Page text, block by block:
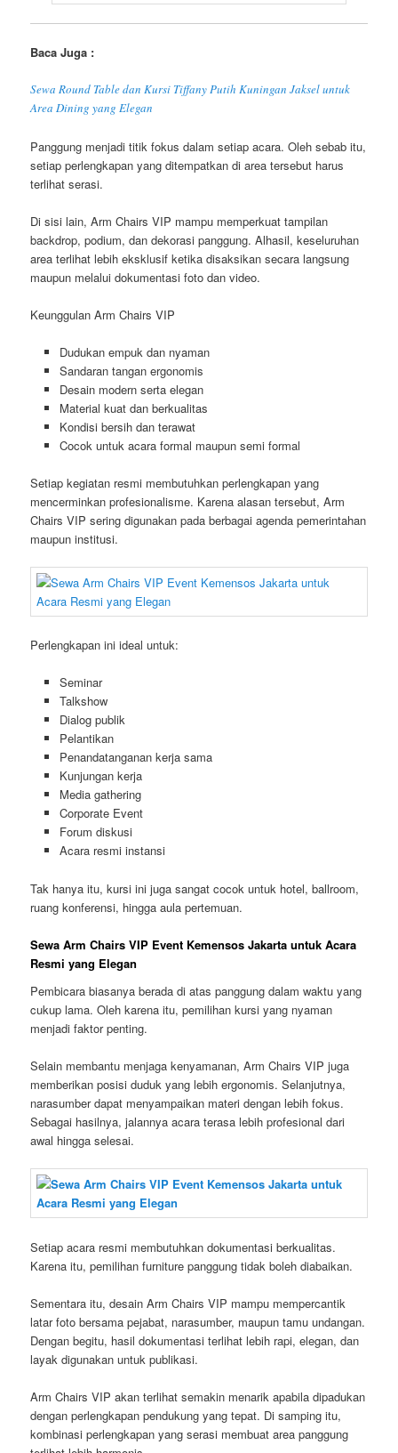
Baca Juga :
Sewa Round Table dan Kursi Tiffany Putih Kuningan Jaksel untuk
Area Dining yang Elegan
Panggung menjadi titik fokus dalam setiap acara. Oleh sebab itu,
setiap perlengkapan yang ditempatkan di area tersebut harus
terlihat serasi.
Di sisi lain, Arm Chairs VIP mampu memperkuat tampilan
backdrop, podium, dan dekorasi panggung. Alhasil, keseluruhan
area terlihat lebih eksklusif ketika disaksikan secara langsung
maupun melalui dokumentasi foto dan video.
Keunggulan Arm Chairs VIP
Dudukan empuk dan nyaman
Sandaran tangan ergonomis
Desain modern serta elegan
Material kuat dan berkualitas
Kondisi bersih dan terawat
Cocok untuk acara formal maupun semi formal
Setiap kegiatan resmi membutuhkan perlengkapan yang
mencerminkan profesionalisme. Karena alasan tersebut, Arm
Chairs VIP sering digunakan pada berbagai agenda pemerintahan
maupun institusi.
Perlengkapan ini ideal untuk:
Seminar
Talkshow
Dialog publik
Pelantikan
Penandatanganan kerja sama
Kunjungan kerja
Media gathering
Corporate Event
Forum diskusi
Acara resmi instansi
Tak hanya itu, kursi ini juga sangat cocok untuk hotel, ballroom,
ruang konferensi, hingga aula pertemuan.
Sewa Arm Chairs VIP Event Kemensos Jakarta untuk Acara
Resmi yang Elegan
Pembicara biasanya berada di atas panggung dalam waktu yang
cukup lama. Oleh karena itu, pemilihan kursi yang nyaman
menjadi faktor penting.
Selain membantu menjaga kenyamanan, Arm Chairs VIP juga
memberikan posisi duduk yang lebih ergonomis. Selanjutnya,
narasumber dapat menyampaikan materi dengan lebih fokus.
Sebagai hasilnya, jalannya acara terasa lebih profesional dari
awal hingga selesai.
Setiap acara resmi membutuhkan dokumentasi berkualitas.
Karena itu, pemilihan furniture panggung tidak boleh diabaikan.
Sementara itu, desain Arm Chairs VIP mampu mempercantik
latar foto bersama pejabat, narasumber, maupun tamu undangan.
Dengan begitu, hasil dokumentasi terlihat lebih rapi, elegan, dan
layak digunakan untuk publikasi.
Arm Chairs VIP akan terlihat semakin menarik apabila dipadukan
dengan perlengkapan pendukung yang tepat. Di samping itu,
kombinasi perlengkapan yang serasi membuat area panggung